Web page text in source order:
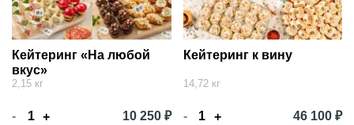
Кейтеринг «На любой
вкус»
2,15 кг
- + 10 250 ₽
Кейтеринг к вину
14,72 кг
- + 46 100 ₽